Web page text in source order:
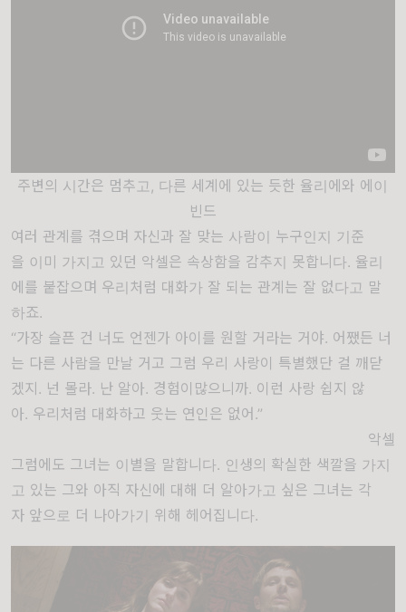
주변의 시간은 멈추고, 다른 세계에 있는 듯한 율리에와 에이
빈드
여러 관계를 겪으며 자신과 잘 맞는 사람이 누구인지 기준
을 이미 가지고 있던 악셀은 속상함을 감추지 못합니다. 율리
에를 붙잡으며 우리처럼 대화가 잘 되는 관계는 잘 없다고 말
하죠.
“가장 슬픈 건 너도 언젠가 아이를 원할 거라는 거야. 어쨌든 너
는 다른 사람을 만날 거고 그럼 우리 사랑이 특별했단 걸 깨닫
겠지. 넌 몰라. 난 알아. 경험이많으니까. 이런 사랑 쉽지 않
아. 우리처럼 대화하고 웃는 연인은 없어.”
악셀
그럼에도 그녀는 이별을 말합니다. 인생의 확실한 색깔을 가지
고 있는 그와 아직 자신에 대해 더 알아가고 싶은 그녀는 각
자 앞으로 더 나아가기 위해 헤어집니다.